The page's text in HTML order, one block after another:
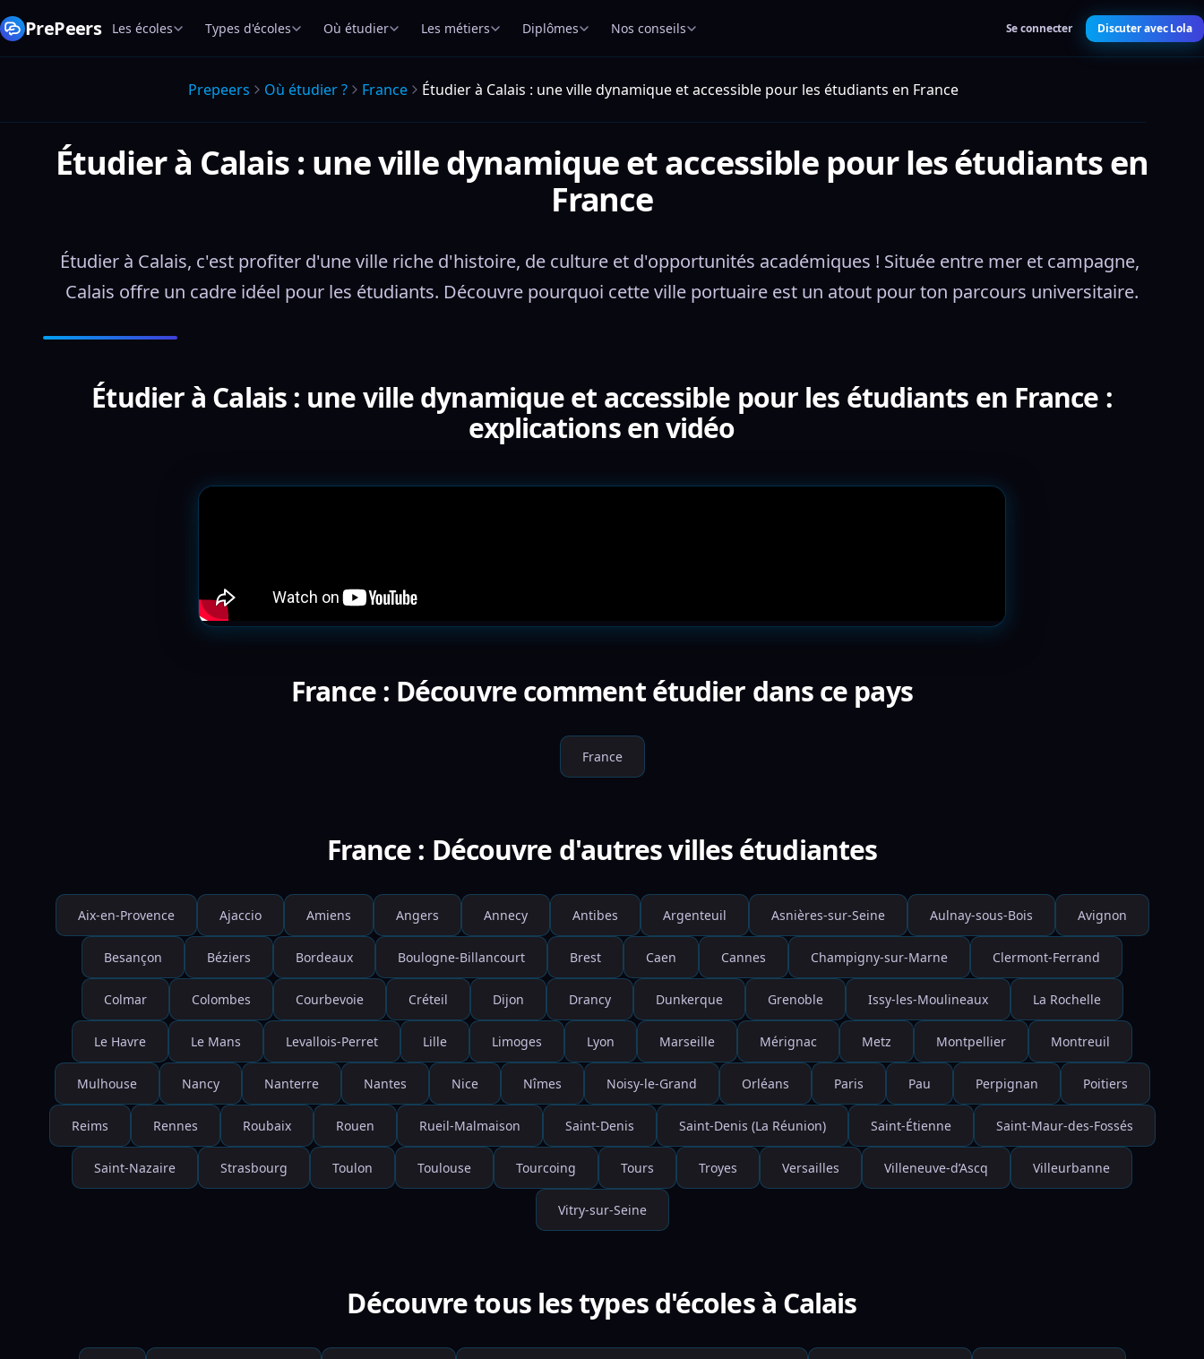
PrePeers Les écoles Types d'écoles Où étudier Les métiers Diplômes Nos conseils Se connecter Discuter avec Lola
Prepeers Où étudier ? France Étudier à Calais : une ville dynamique et accessible pour les étudiants en France
Étudier à Calais : une ville dynamique et accessible pour les étudiants en
France
Étudier à Calais, c'est profiter d'une ville riche d'histoire, de culture et d'opportunités académiques ! Située entre mer et campagne,
Calais offre un cadre idéel pour les étudiants. Découvre pourquoi cette ville portuaire est un atout pour ton parcours universitaire.
Étudier à Calais : une ville dynamique et accessible pour les étudiants en France :
explications en vidéo
France : Découvre comment étudier dans ce pays
France
France : Découvre d'autres villes étudiantes
Aix-en-Provence Ajaccio Amiens Angers Annecy Antibes Argenteuil Asnières-sur-Seine Aulnay-sous-Bois Avignon
Besançon Béziers Bordeaux Boulogne-Billancourt Brest Caen Cannes Champigny-sur-Marne Clermont-Ferrand
Colmar Colombes Courbevoie Créteil Dijon Drancy Dunkerque Grenoble Issy-les-Moulineaux La Rochelle
Le Havre Le Mans Levallois-Perret Lille Limoges Lyon Marseille Mérignac Metz Montpellier Montreuil
Mulhouse Nancy Nanterre Nantes Nice Nîmes Noisy-le-Grand Orléans Paris Pau Perpignan Poitiers
Reims Rennes Roubaix Rouen Rueil-Malmaison Saint-Denis Saint-Denis (La Réunion) Saint-Étienne Saint-Maur-des-Fossés
Saint-Nazaire Strasbourg Toulon Toulouse Tourcoing Tours Troyes Versailles Villeneuve-d’Ascq Villeurbanne
Vitry-sur-Seine
Découvre tous les types d'écoles à Calais